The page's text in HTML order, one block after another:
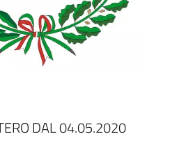
DAL 04.05.2020